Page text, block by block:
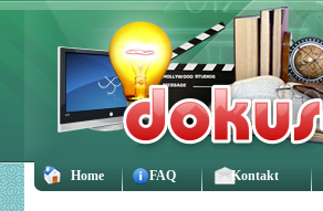
Home FAQ Kontakt